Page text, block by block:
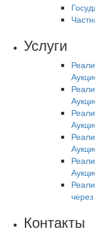
Услуги
Контакты